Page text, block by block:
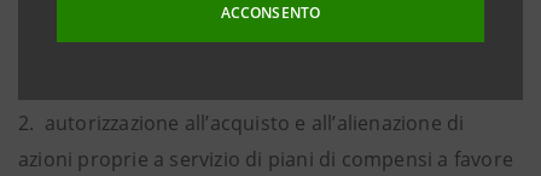
ACCONSENTO
1. proposta di destinazione dell’utile di esercizio
relativo al bilancio al 31 dicembre 2006 e di
2. autorizzazione all’acquisto e all’alienazione di
azioni proprie a servizio di piani di compensi a favore